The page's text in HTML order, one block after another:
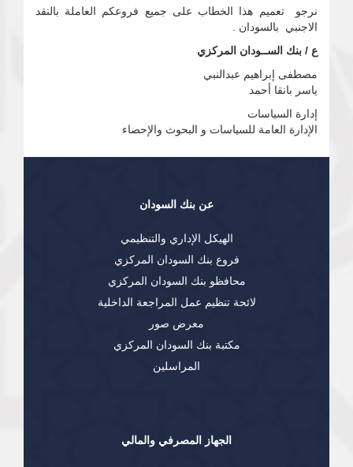
نرجو تعميم هذا الخطاب على جميع فروعكم العاملة بالنقد
الاجنبي بالسودان .
ع / بنك الســودان المركزي
مصطفى إبراهيم عبدالنبي
ياسر بانقا أحمد
إدارة السياسات
الإدارة العامة للسياسات و البحوث والإحصاء
عن بنك السودان
الهيكل الإداري والتنظيمي
فروع بنك السودان المركزي
محافظو بنك السودان المركزي
لائحة تنظيم عمل المراجعة الداخلية
معرض صور
مكتبة بنك السودان المركزي
المراسلين
الجهاز المصرفي والمالي